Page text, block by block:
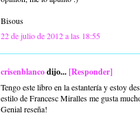
Bisous
22 de julio de 2012 a las 18:55
crisenblancodijo...[Responder]
Tengo este libro en la estantería y estoy
estilo de Francesc Miralles me gusta
Genial reseña!